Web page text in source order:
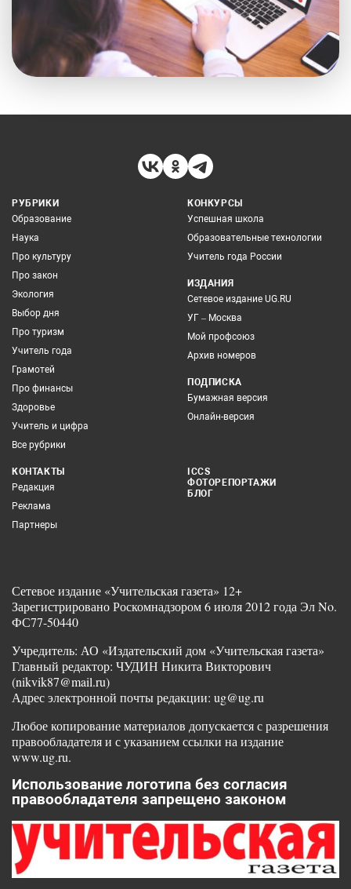
РУБРИКИ
Образование
Наука
Про культуру
Про закон
Экология
Выбор дня
Про туризм
Учитель года
Грамотей
Про финансы
Здоровье
Учитель и цифра
Все рубрики
КОНКУРСЫ
Успешная школа
Образовательные технологии
Учитель года России
ИЗДАНИЯ
Сетевое издание UG.RU
УГ – Москва
Мой профсоюз
Архив номеров
ПОДПИСКА
Бумажная версия
Онлайн-версия
КОНТАКТЫ
Редакция
Реклама
Партнеры
ICCS
ФОТОРЕПОРТАЖИ
БЛОГ
Сетевое издание «Учительская газета» 12+
Зарегистрировано Роскомнадзором 6 июля 2012 года Эл No.
ФС77-50440
Учредитель: АО «Издательский дом «Учительская газета»
Главный редактор: ЧУДИН Никита Викторович
(nikvik87@mail.ru)
Адрес электронной почты редакции: ug@ug.ru
Любое копирование материалов допускается с разрешения
правообладателя и с указанием ссылки на издание
www.ug.ru.
Использование логотипа без согласия
правообладателя запрещено законом